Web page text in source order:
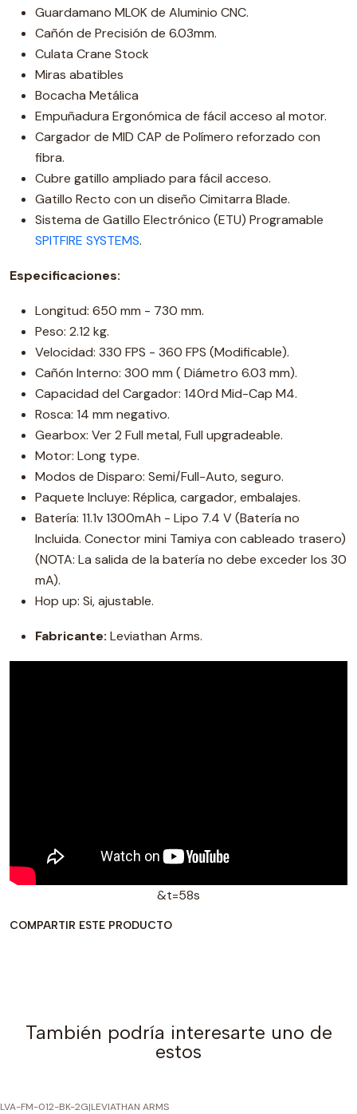
Guardamano MLOK de Aluminio CNC.
Cañón de Precisión de 6.03mm.
Culata Crane Stock
Miras abatibles
Bocacha Metálica
Empuñadura Ergonómica de fácil acceso al motor.
Cargador de MID CAP de Polímero reforzado con
fibra.
Cubre gatillo ampliado para fácil acceso.
Gatillo Recto con un diseño Cimitarra Blade.
Sistema de Gatillo Electrónico (ETU) Programable
SPITFIRE SYSTEMS.
Especificaciones:
Longitud: 650 mm - 730 mm.
Peso: 2.12 kg.
Velocidad: 330 FPS - 360 FPS (Modificable).
Cañón Interno: 300 mm ( Diámetro 6.03 mm).
Capacidad del Cargador: 140rd Mid-Cap M4.
Rosca: 14 mm negativo.
Gearbox: Ver 2 Full metal, Full upgradeable.
Motor: Long type.
Modos de Disparo: Semi/Full-Auto, seguro.
Paquete Incluye: Réplica, cargador, embalajes.
Batería: 11.1v 1300mAh - Lipo 7.4 V (Batería no
Incluida. Conector mini Tamiya con cableado trasero)
(NOTA: La salida de la batería no debe exceder los 30
mA).
Hop up: Si, ajustable.
Fabricante: Leviathan Arms.
&t=58s
COMPARTIR ESTE PRODUCTO
También podría interesarte uno de
estos
LVA-FM-012-BK-2G|LEVIATHAN ARMS